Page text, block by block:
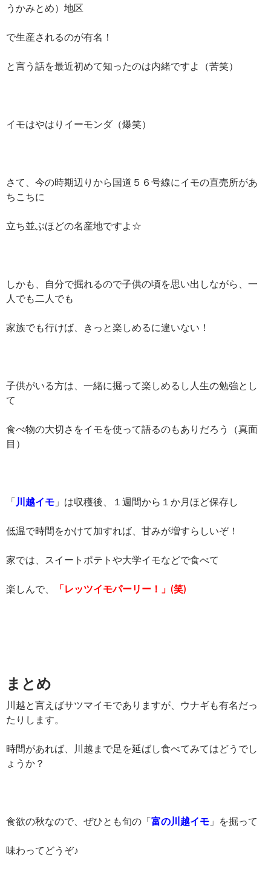
うかみとめ）地区
で生産されるのが有名！
と言う話を最近初めて知ったのは内緒ですよ（苦笑）
イモはやはりイーモンダ（爆笑）
さて、今の時期辺りから国道５６号線にイモの直売所があ
ちこちに
立ち並ぶほどの名産地ですよ☆
しかも、自分で掘れるので子供の頃を思い出しながら、一
人でも二人でも
家族でも行けば、きっと楽しめるに違いない！
子供がいる方は、一緒に掘って楽しめるし人生の勉強とし
て
食べ物の大切さをイモを使って語るのもありだろう（真面
目）
「 川越イモ 」は収穫後、１週間から１か月ほど保存し
低温で時間をかけて加すれば、甘みが増すらしいぞ！
家では、スイートポテトや大学イモなどで食べて
楽しんで、 「レッツイモパーリー！」(笑)
まとめ
川越と言えばサツマイモでありますが、ウナギも有名だっ
たりします。
時間があれば、川越まで足を延ばし食べてみてはどうでし
ょうか？
食欲の秋なので、ぜひとも旬の「富の川越イモ 」を掘って
味わってどうぞ♪